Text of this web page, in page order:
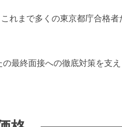
れまで多くの東京都庁合格者
最終面接への徹底対策を支え